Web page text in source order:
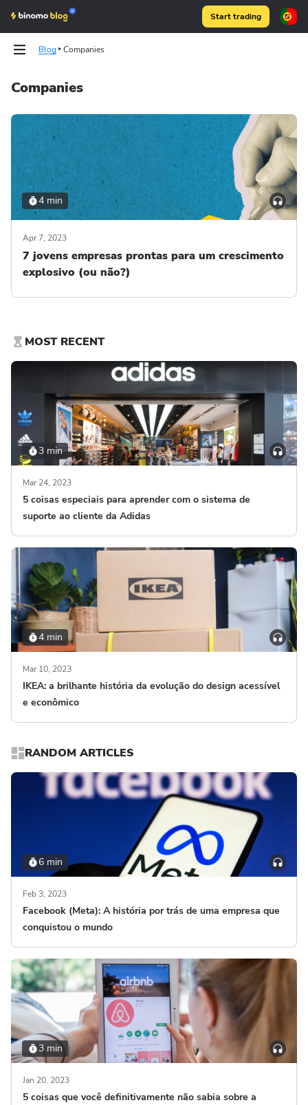
Start trading
Blog Companies
Binomo on Telegram
Binomo on Telegram
Companies
4 min
Apr 7, 2023
7 jovens empresas prontas para um crescimento
explosivo (ou não?)
MOST RECENT
3 min
Mar 24, 2023
5 coisas especiais para aprender com o sistema de
suporte ao cliente da Adidas
4 min
Mar 10, 2023
IKEA: a brilhante história da evolução do design acessível
e econômico
RANDOM ARTICLES
6 min
Feb 3, 2023
Facebook (Meta): A história por trás de uma empresa que
conquistou o mundo
3 min
Jan 20, 2023
5 coisas que você definitivamente não sabia sobre a